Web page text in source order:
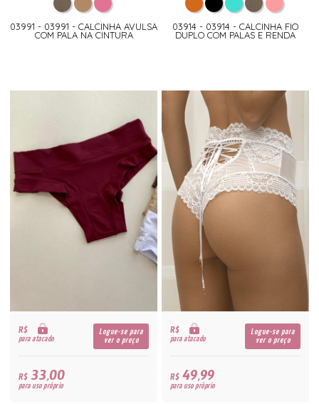
03991 - 03991 - CALCINHA AVULSA
COM PALA NA CINTURA
03914 - 03914 - CALCINHA FIO
DUPLO COM PALAS E RENDA
R$
para atacado
Logue-se para
ver o preço
R$33,00
para uso próprio
R$
para atacado
Logue-se para
ver o preço
R$49,99
para uso próprio